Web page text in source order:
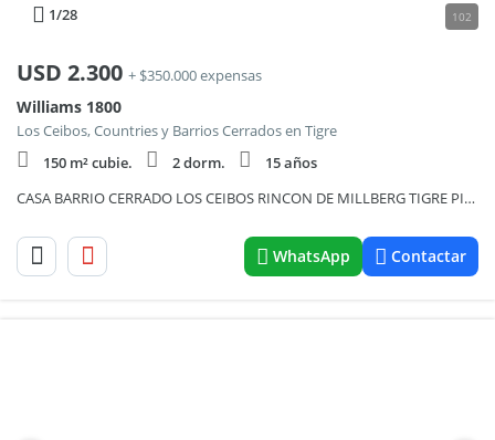
1/28 102
USD 2.300 + $350.000 expensas
Williams 1800
Los Ceibos, Countries y Barrios Cerrados en Tigre
150 m² cubie.
2 dorm.
15 años
CASA BARRIO CERRADO LOS CEIBOS RINCON DE MILLBERG TIGRE PILETA
WhatsApp Contactar